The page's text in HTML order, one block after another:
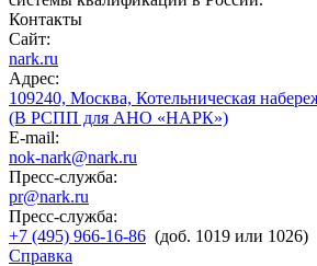
Контакты
Сайт:
nark.ru
Адрес:
109240, Москва, Котельническая
(В РСПП для АНО «НАРК»)
E-mail:
nok-nark@nark.ru
Пресс-служба:
pr@nark.ru
Пресс-служба:
+7 (495) 966-16-86 (доб. 1019 или 1026)
Справка